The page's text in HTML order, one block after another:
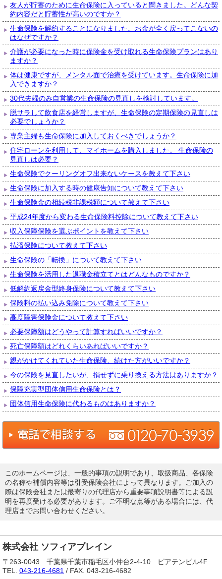
友人が貯蓄のために生命保険に入っていると聞きました。どんな契
約内容だと貯蓄性が高いのですか？
生命保険を解約することになりました。お金が全く戻ってこないの
はなぜですか？
介護が必要になった時に保険金を受け取れる生命保険プランはあり
ますか？
体は健康ですが、メンタル面で治療を受けています。生命保険に加
入できますか？
30代夫婦のみ自営業の生命保険の見直しを検討しています。
脱サラして飲食店を経営しますが、生命保険の定期保険の見直しは
必要でしょうか？
専業主婦も生命保険に加入しておくべきでしょうか？
住宅ローンを利用して、マイホームを購入しました。 生命保険の
見直しは必要？
生命保険でクーリングオフ出来ないケースを教えて下さい
生命保険に加入する時の健康告知について教えて下さい
生命保険金の相続税非課税額について教えて下さい
平成24年度から変わる生命保険料控除について教えて下さい
収入保障保険を選ぶポイントを教えて下さい
払済保険について教えて下さい
生命保険の「転換」について教えて下さい
生命保険を活用した退職金積立てとはどんなものですか？
低解約返戻金型終身保険について教えて下さい
保険料の払い込み免除について教えて下さい
高度障害保険金について教えて下さい
必要保障額はどうやって計算すればいいですか？
死亡保障額はどれくらいあればいいですか？
親がかけてくれていた生命保険、続けた方がいいですか？
今の保険を見直したいが、損せずに乗り換える方法はありますか？
保障充実型団体信用生命保険とは？
団体信用生命保険に代わるものはありますか？
このホームページは、一般的事項の説明であり、取扱商品、各保険
の名称や補償内容等は引受保険会社によって異なります。ご加入の
際は保険会社または最寄りの代理店から重要事項説明書等による説
明を再度受ける必要があります。ご不明な点等がある場合には、代
理店までお問い合わせください。
株式会社 ソフィアブレイン
〒263-0043 千葉県千葉市稲毛区小仲台2-4-10 ピアテンビル4F
TEL. 043-216-4681 / FAX. 043-216-4682